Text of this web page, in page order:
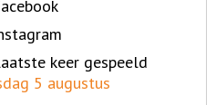
keer gespeeld
5 augustus